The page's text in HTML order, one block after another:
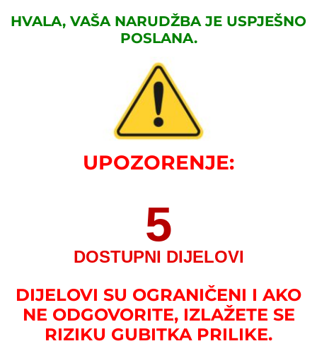
HVALA, VAŠA NARUDŽBA JE USPJEŠNO
POSLANA.
UPOZORENJE:
DOSTUPNI DIJELOVI
5
DIJELOVI SU OGRANIČENI I AKO
NE ODGOVORITE, IZLAŽETE SE
RIZIKU GUBITKA PRILIKE.